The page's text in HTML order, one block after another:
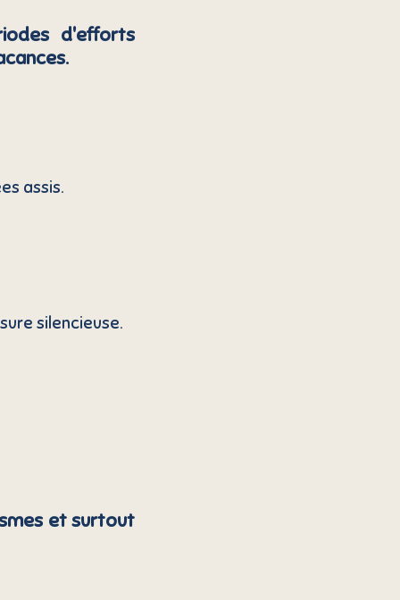
d'efforts
assis.
silencieuse.
et surtout